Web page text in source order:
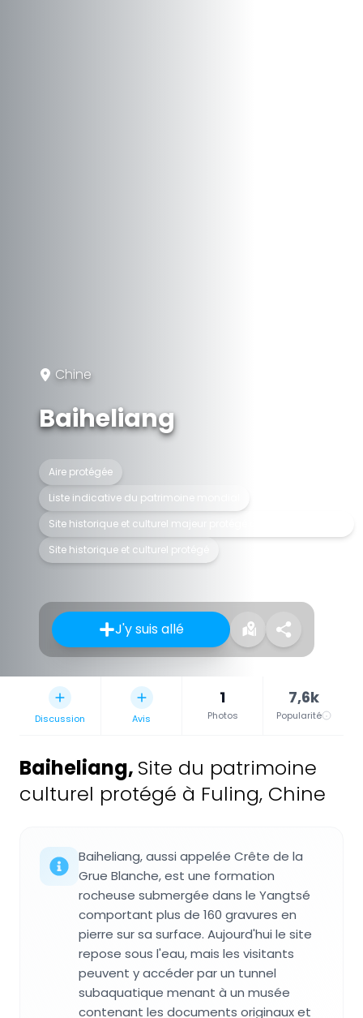
Chine
Baiheliang
Aire protégée
Liste indicative du patrimoine mondial
Site historique et culturel majeur protégé au niveau national
Site historique et culturel protégé
J'y suis allé
Discussion Avis
1
Photos
7,6k
Popularité
Baiheliang, Site du patrimoine
culturel protégé à Fuling, Chine
Baiheliang, aussi appelée Crête de la
Grue Blanche, est une formation
rocheuse submergée dans le Yangtsé
comportant plus de 160 gravures en
pierre sur sa surface. Aujourd'hui le site
repose sous l'eau, mais les visitants
peuvent y accéder par un tunnel
subaquatique menant à un musée
contenant les documents originaux et